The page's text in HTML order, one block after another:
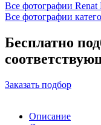
Все фотографии Renat
Все фотографии
Бесплатно
Заказать подбор
Описание